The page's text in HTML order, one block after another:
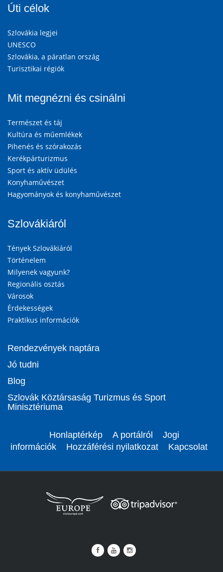
Úti célok
Szlovákia legjei
UNESCO
Szlovákia, a páratlan ország
Turisztikai régiók
Mit megnézni és csinálni
Természet és táj
Kultúra és műemlékek
Pihenés és szórakozás
Kerékpárturizmus
Sport és aktív üdülés
Konyhaművészet
Hagyományok és konyhaművészet
Szlovákiáról
Tények Szlovákiáról
Történelem
Milyenek vagyunk?
Regionális osztás
Városok
Érdekességek
Praktikus információk
Rendezvények naptára
Jó tudni
Blog
Szlovák Köztársaság Turizmus és Sport
Minisztériuma
Honlaptérkép A portálról
Jogi
információk
Hozzáférési nyilatkozat Kapcsolat